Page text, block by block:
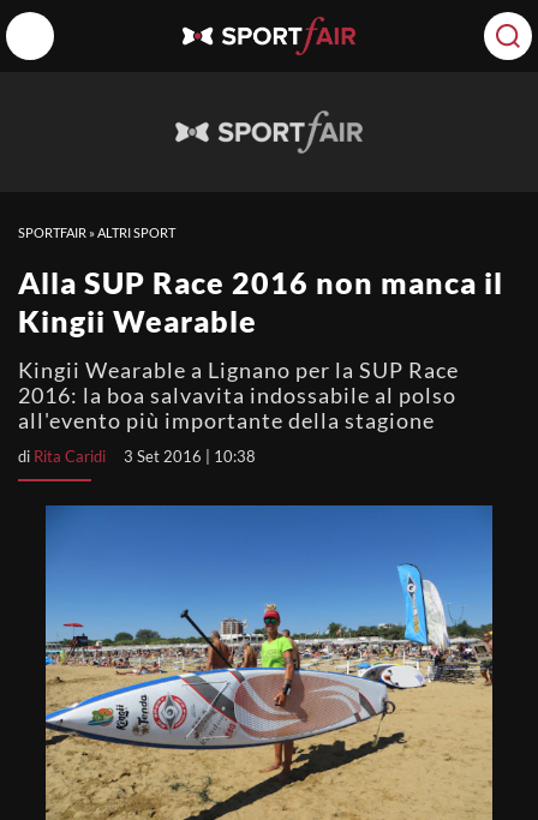
SPORTFAIR »ALTRI SPORT
Alla SUP Race 2016 non manca il
Kingii Wearable
Kingii Wearable a Lignano per la SUP Race
2016: la boa salvavita indossabile al polso
all'evento più importante della stagione
di Rita Caridi 3 Set 2016 | 10:38